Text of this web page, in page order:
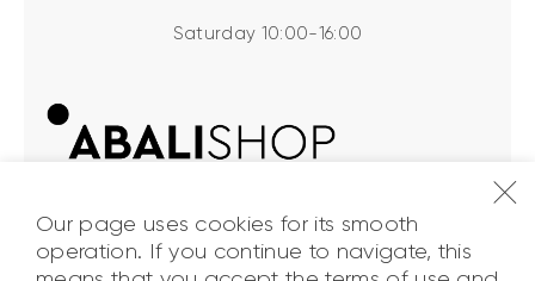
Saturday 10:00-16:00
Our page uses cookies for its smooth
operation. If you continue to navigate, this